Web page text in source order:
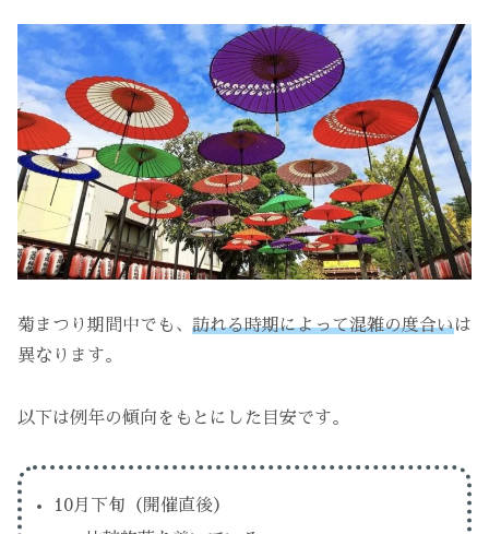
菊まつり期間中でも、 訪れる時期によって混雑の度合いは
異なります。
以下は例年の傾向をもとにした目安です。
10月下旬（開催直後）